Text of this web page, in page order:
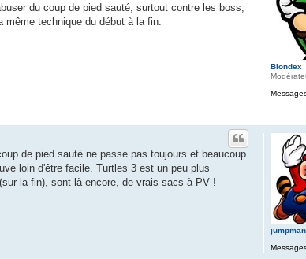
Blondex
du coup de pied sauté, surtout contre les boss,
technique du début à la fin.
jumpman
de pied sauté ne passe pas toujours et beaucoup
loin d'être facile. Turtles 3 est un peu plus
la fin), sont là encore, de vrais sacs à PV !